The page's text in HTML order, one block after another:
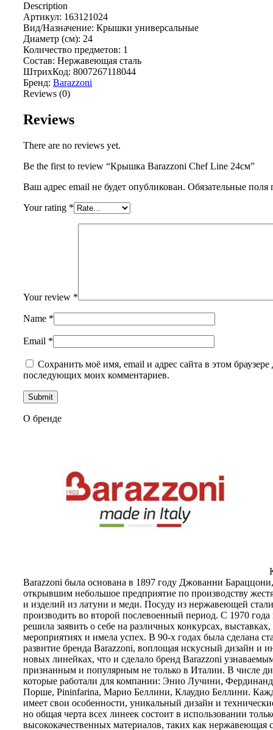
Description
Артикул: 163121024
Вид/Назначение: Крышки универсальные
Диаметр (см): 24
Количество предметов: 1
Состав: Нержавеющая сталь
ШтрихКод: 8007267118044
Бренд: Barazzoni
Reviews (0)
Reviews
There are no reviews yet.
Be the first to review “Крышка Barazzoni Chef Line 24см”
Ваш адрес email не будет опубликован. Обязательные
Your rating *
Your review *
Name *
Email *
Сохранить моё имя, email и адрес сайта в этом браузере
последующих моих комментариев.
О бренде
Barazzoni была основана в 1897 году Джованни Бараццони,
открывшим небольшое предприятие по производству
и изделий из латуни и меди. Посуду из нержавеющей
производить во второй послевоенный период. С 1970
решила заявить о себе на различных конкурсах, выставках,
мероприятиях и имела успех. В 90-х годах была сделана
развитие бренда Barazzoni, воплощая искусный дизайн и
новых линейках, что и сделало бренд Barazzoni
признанным и популярным не только в Италии. В числе
которые работали для компании: Энио Лучини,
Порше, Pininfarina, Марио Беллини, Клаудио Беллини.
имеет свои особенности, уникальный дизайн и
но общая черта всех линеек состоит в использовании
высококачественных материалов, таких как нержавеющая